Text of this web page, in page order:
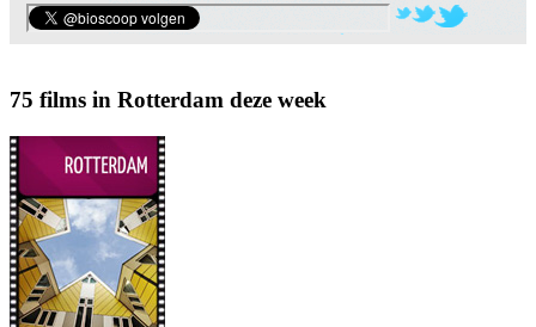
75 films in Rotterdam deze week